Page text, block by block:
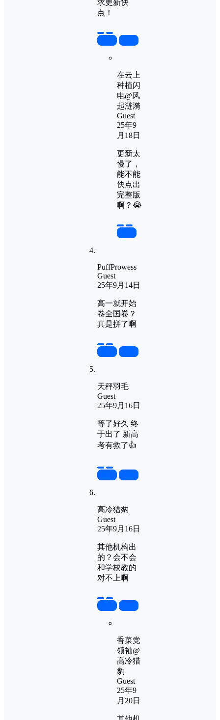
求更新快
点！
在云上
种植闪
电@风
起涟漪
Guest
25年9
月18日
更新太
慢了，
能不能
快点出
完整版
啊？😭
PuffProwess
Guest
25年9月14日
高一就开始
卷全国卷？
真是拼了啊
天秤羽毛
Guest
25年9月16日
等了好久 终
于出了 新高
考有救了👍
高冷猎豹
Guest
25年9月16日
其他机构出
的？会不会
和学校教的
对不上啊
香菜党
领袖@
高冷猎
豹
Guest
25年9
月20日